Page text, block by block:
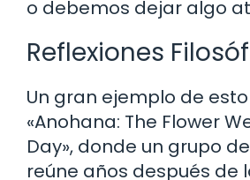
o debemos dejar algo
Reflexiones
Un gran ejemplo de
«Anohana: The Flower
Day», donde un grupo
reúne años después de